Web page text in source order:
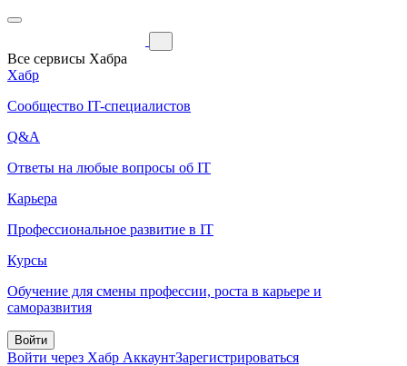
Все сервисы Хабра
Хабр
Сообщество IT-специалистов
Q&A
Ответы на любые вопросы об IT
Карьера
Профессиональное развитие в IT
Курсы
Обучение для смены профессии, роста в карьере и
саморазвития
Войти
Войти через Хабр АккаунтЗарегистрироваться